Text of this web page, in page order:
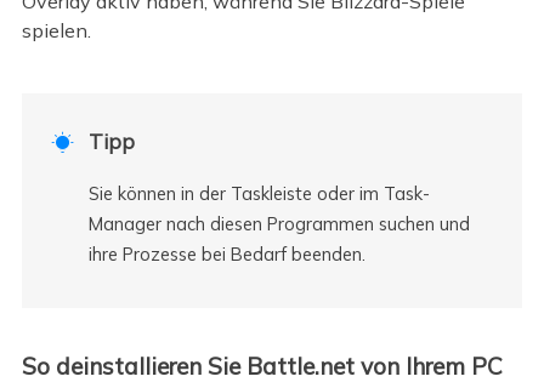
spielen.
 Tipp
Sie können in der Taskleiste oder im Task-
Manager nach diesen Programmen suchen und
ihre Prozesse bei Bedarf beenden.
So deinstallieren Sie Battle.net von Ihrem PC